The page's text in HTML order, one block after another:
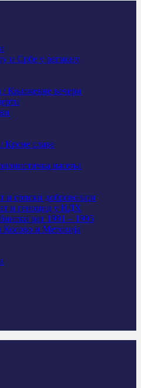
и Србе у региону
/ Књижевне вечери
Крсне славе
насеља
и српски добровољци
и геноцид у НДХ
рат 1991 – 1995
и Метохија